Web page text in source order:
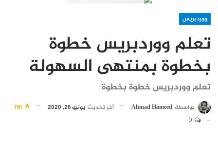
ووردبريس
تعلم ووردبريس خطوة
بخطوة بمنتهى السهولة
تعلم ووردبريس خطوة بخطوة
بواسطة Ahmad Hameed آخر تحديث يونيو 26, 2020